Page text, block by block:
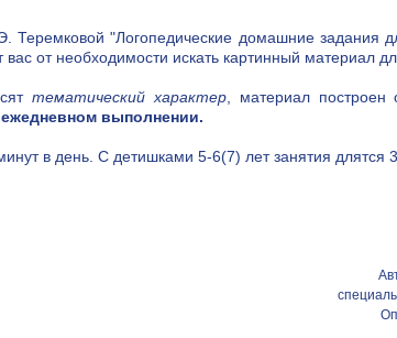
Теремковой "Логопедические домашние задания
от необходимости искать картинный материал
тематический характер, материал построен
выполнении.
в день. С детишками 5-6(7) лет занятия длятся